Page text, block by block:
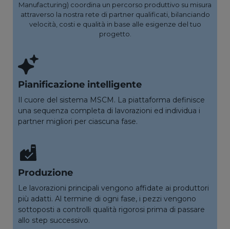
Manufacturing) coordina un percorso produttivo su misura
attraverso la nostra rete di partner qualificati, bilanciando
velocità, costi e qualità in base alle esigenze del tuo
progetto.
Pianificazione intelligente
Il cuore del sistema MSCM. La piattaforma definisce
una sequenza completa di lavorazioni ed individua i
partner migliori per ciascuna fase.
Produzione
Le lavorazioni principali vengono affidate ai produttori
più adatti. Al termine di ogni fase, i pezzi vengono
sottoposti a controlli qualità rigorosi prima di passare
allo step successivo.